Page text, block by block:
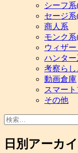
シーフ
セージ
商人系
モンク
ウィザ
ハンタ
考察ら
動画倉庫
スマー
その他
検
日別アーカ